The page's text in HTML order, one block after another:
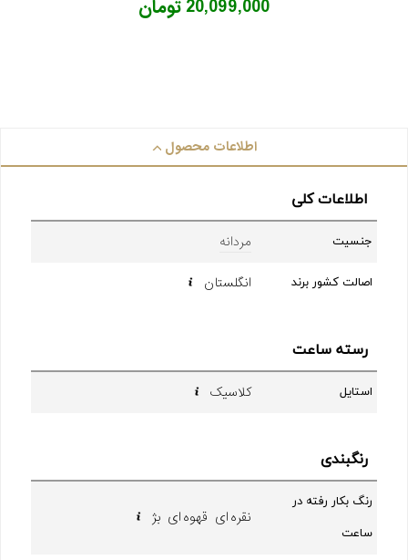
20,099,000 تومان
اطلاعات محصول
اطلاعات کلی
جنسیت مردانه
اصالت کشور برند انگلستان
رسته ساعت
استایل کلاسیک
رنگبندی
رنگ بکار رفته در
ساعت
نقره ای قهوه ای بژ